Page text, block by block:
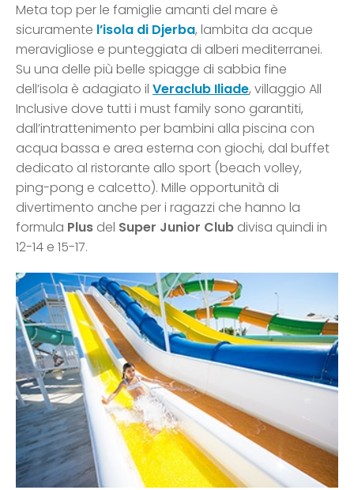
Meta top per le famiglie amanti del mare è
sicuramente l’isola di Djerba, lambita da acque
meravigliose e punteggiata di alberi mediterranei.
Su una delle più belle spiagge di sabbia fine
dell’isola è adagiato il Veraclub Iliade, villaggio All
Inclusive dove tutti i must family sono garantiti,
dall’intrattenimento per bambini alla piscina con
acqua bassa e area esterna con giochi, dal buffet
dedicato al ristorante allo sport (beach volley,
ping-pong e calcetto). Mille opportunità di
divertimento anche per i ragazzi che hanno la
formula Plus del Super Junior Club divisa quindi in
12-14 e 15-17.